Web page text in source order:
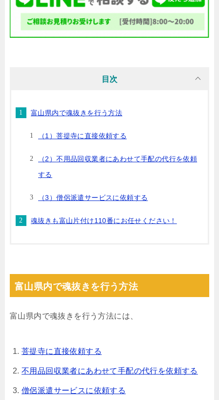
目次
富山県内で魂抜きを行う方法
（1）菩提寺に直接依頼する
（2）不用品回収業者にあわせて手配の代行を依頼
する
（3）僧侶派遣サービスに依頼する
魂抜きも富山片付け110番にお任せください！
富山県内で魂抜きを行う方法
富山県内で魂抜きを行う方法には、
菩提寺に直接依頼する
不用品回収業者にあわせて手配の代行を依頼する
僧侶派遣サービスに依頼する